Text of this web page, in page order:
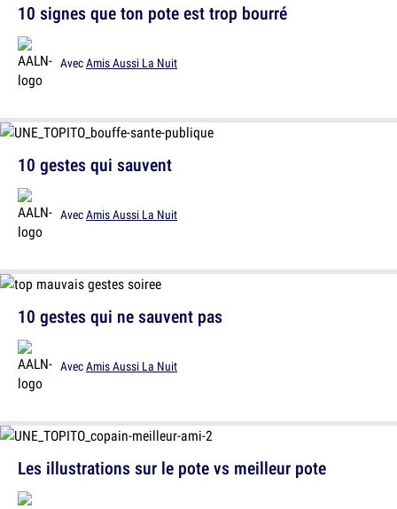
10 signes que ton pote est trop bourré
AvecAmis Aussi La Nuit
10 gestes qui ne sauvent pas
AvecAmis Aussi La Nuit
10 gestes qui sauvent
AvecAmis Aussi La Nuit
Les illustrations sur le pote vs meilleur pote